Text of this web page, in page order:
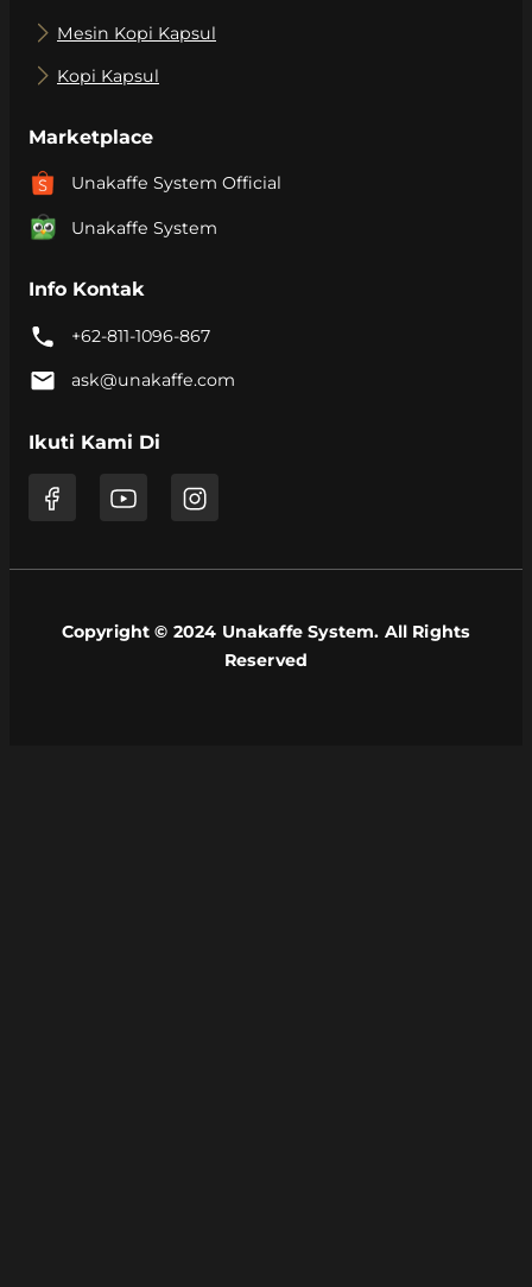
Mesin Kopi Kapsul
Kopi Kapsul
Marketplace
Unakaffe System Official
Unakaffe System
Info Kontak
+62-811-1096-867
ask@unakaffe.com
Ikuti Kami Di
Copyright © 2024 Unakaffe System. All Rights
Reserved